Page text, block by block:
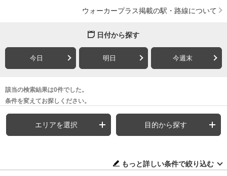
ウォーカープラス掲載の駅・路線について
日付から探す
今日 明日 今週末
該当の検索結果は0件でした。
条件を変えてお探しください。
エリアを選択 目的から探す
もっと詳しい条件で絞り込む